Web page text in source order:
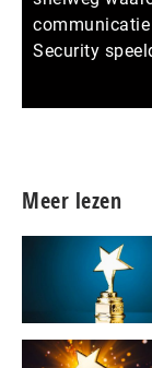
communicatie
Security
Meer lezen